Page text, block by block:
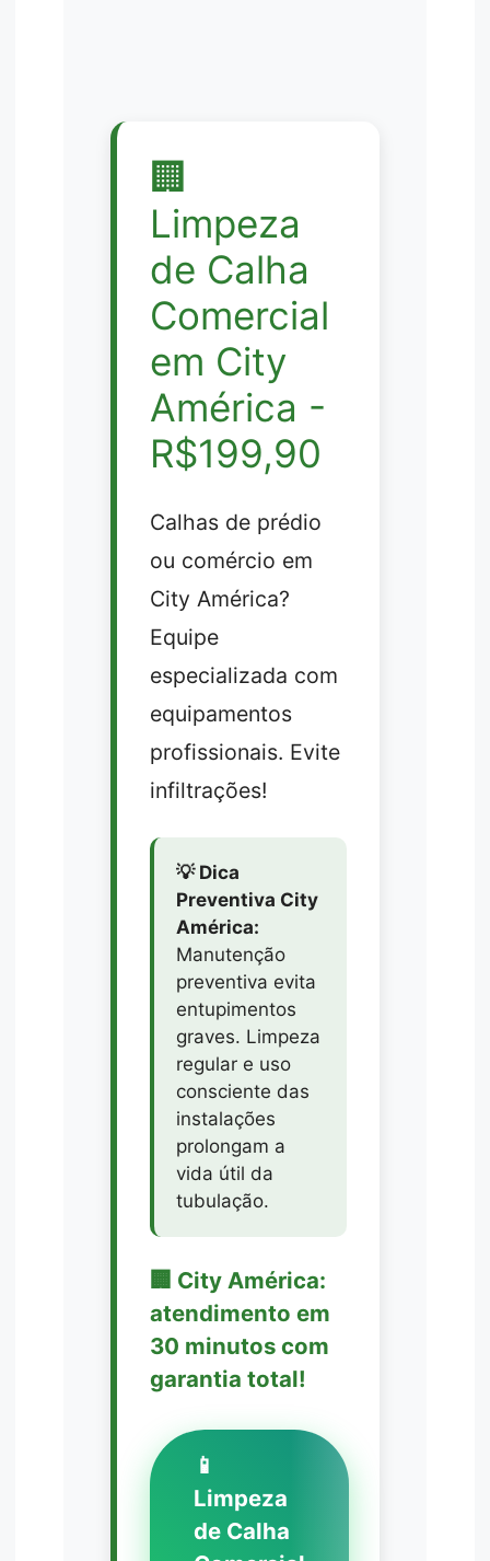
🏢
Limpeza
de Calha
Comercial
em City
América -
R$199,90
Calhas de prédio
ou comércio em
City América?
Equipe
especializada com
equipamentos
profissionais. Evite
infiltrações!
💡 Dica
Preventiva City
América:
Manutenção
preventiva evita
entupimentos
graves. Limpeza
regular e uso
consciente das
instalações
prolongam a
vida útil da
tubulação.
🏢 City América:
atendimento em
30 minutos com
garantia total!
📱
Limpeza
de Calha